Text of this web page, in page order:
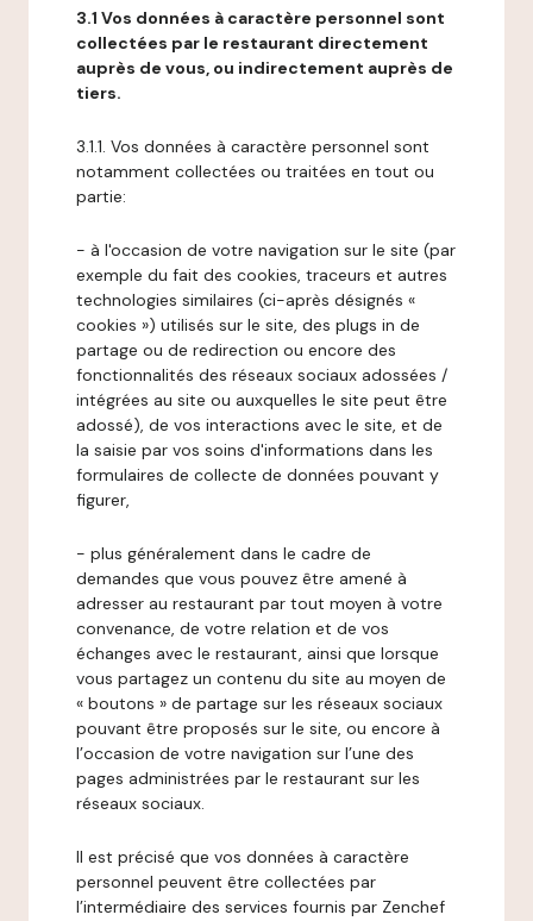
3.1 Vos données à caractère personnel sont
collectées par le restaurant directement
auprès de vous, ou indirectement auprès de
tiers.
3.1.1. Vos données à caractère personnel sont
notamment collectées ou traitées en tout ou
partie:
- à l'occasion de votre navigation sur le site (par
exemple du fait des cookies, traceurs et autres
technologies similaires (ci-après désignés «
cookies ») utilisés sur le site, des plugs in de
partage ou de redirection ou encore des
fonctionnalités des réseaux sociaux adossées /
intégrées au site ou auxquelles le site peut être
adossé), de vos interactions avec le site, et de
la saisie par vos soins d'informations dans les
formulaires de collecte de données pouvant y
figurer,
- plus généralement dans le cadre de
demandes que vous pouvez être amené à
adresser au restaurant par tout moyen à votre
convenance, de votre relation et de vos
échanges avec le restaurant, ainsi que lorsque
vous partagez un contenu du site au moyen de
« boutons » de partage sur les réseaux sociaux
pouvant être proposés sur le site, ou encore à
l’occasion de votre navigation sur l’une des
pages administrées par le restaurant sur les
réseaux sociaux.
Il est précisé que vos données à caractère
personnel peuvent être collectées par
l’intermédiaire des services fournis par Zenchef